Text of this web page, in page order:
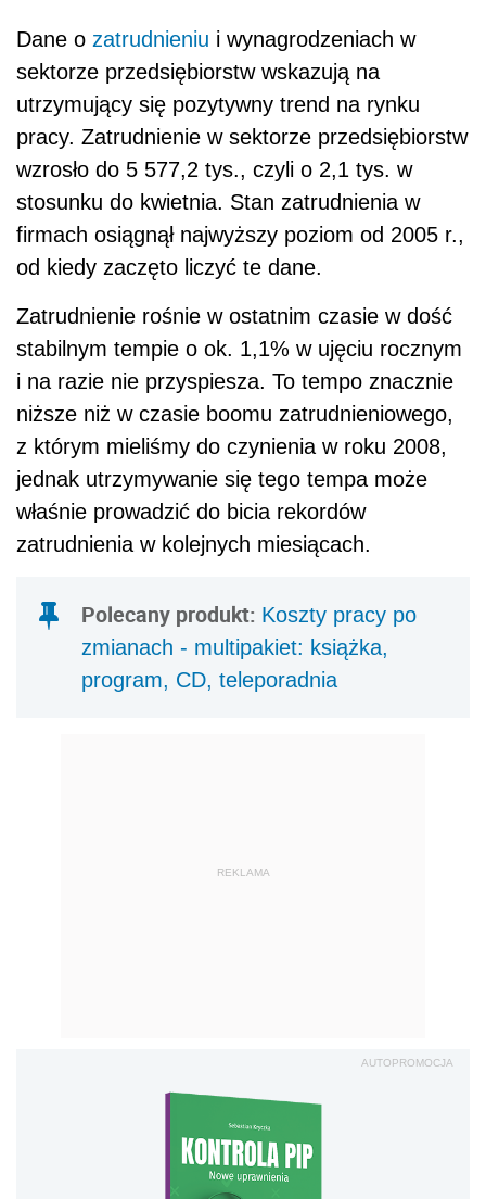
Dane o zatrudnieniu i wynagrodzeniach w
sektorze przedsiębiorstw wskazują na
utrzymujący się pozytywny trend na rynku
pracy. Zatrudnienie w sektorze przedsiębiorstw
wzrosło do 5 577,2 tys., czyli o 2,1 tys. w
stosunku do kwietnia. Stan zatrudnienia w
firmach osiągnął najwyższy poziom od 2005 r.,
od kiedy zaczęto liczyć te dane.
Zatrudnienie rośnie w ostatnim czasie w dość
stabilnym tempie o ok. 1,1% w ujęciu rocznym
i na razie nie przyspiesza. To tempo znacznie
niższe niż w czasie boomu zatrudnieniowego,
z którym mieliśmy do czynienia w roku 2008,
jednak utrzymywanie się tego tempa może
właśnie prowadzić do bicia rekordów
zatrudnienia w kolejnych miesiącach.
Polecany produkt: Koszty pracy po
zmianach - multipakiet: książka,
program, CD, teleporadnia
REKLAMA
AUTOPROMOCJA